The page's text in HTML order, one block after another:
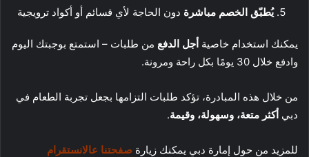
يُطبّق الخصم مباشرة دون الحاجة لأي قسائم أو أكواد ترويجية
يمكنك استخدام خاصية أجل الدفع من طلبات – استمتع بوجبتك اليوم
وادفع خلال 30 يومًا بكل راحة ومرونة.
من خلال هذه المبادرة، تؤكد طلبات التزامها بجعل تجربة الطعام في
دبي أكثر متعة، وسهولة، وقيمة.
للمزيد من حول إمارة دبي يمكنك زيارة صفحتنا عالانستقرام